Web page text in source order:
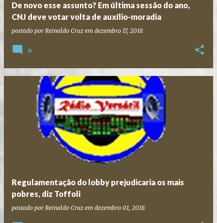
De novo esse assunto? Em última sessão do ano,
CNJ deve votar volta de auxílio-moradia
postado por Reinaldo Cruz em dezembro 17, 2018
0
Regulamentação do lobby prejudicaria os mais
pobres, diz Toffoli
postado por Reinaldo Cruz em dezembro 01, 2018